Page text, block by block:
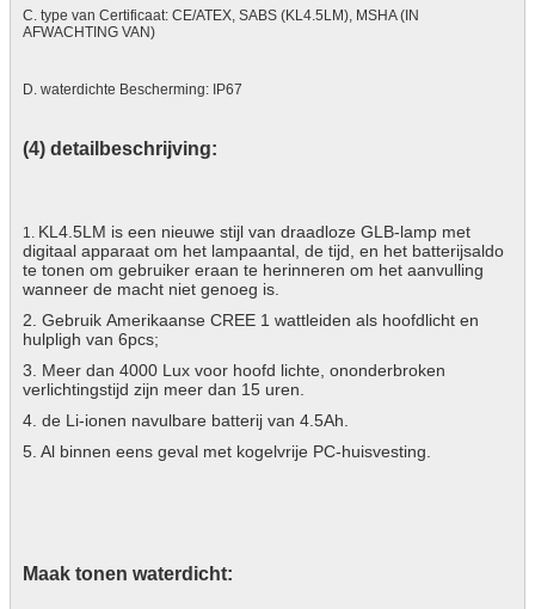
C. type van Certificaat: CE/ATEX, SABS (KL4.5LM), MSHA (IN
AFWACHTING VAN)
D. waterdichte Bescherming: IP67
(4) detailbeschrijving:
1. KL4.5LM is een nieuwe stijl van draadloze GLB-lamp met
digitaal apparaat om het lampaantal, de tijd, en het batterijsaldo
te tonen om gebruiker eraan te herinneren om het aanvulling
wanneer de macht niet genoeg is.
2. Gebruik Amerikaanse CREE 1 wattleiden als hoofdlicht en
hulpligh van 6pcs;
3. Meer dan 4000 Lux voor hoofd lichte, ononderbroken
verlichtingstijd zijn meer dan 15 uren.
4. de Li-ionen navulbare batterij van 4.5Ah.
5. Al binnen eens geval met kogelvrije PC-huisvesting.
Maak tonen waterdicht: